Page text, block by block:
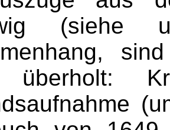
(siehe
überholt: